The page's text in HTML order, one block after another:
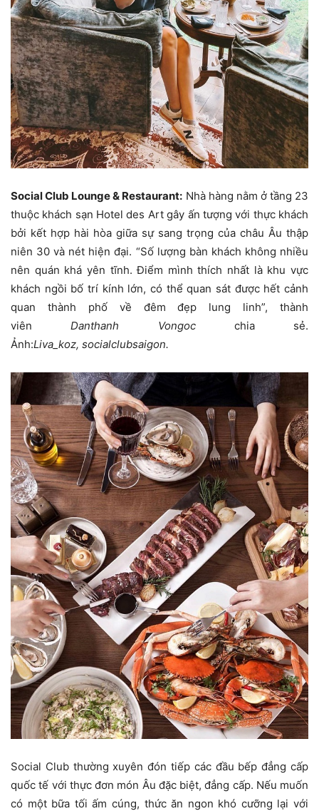
Social Club Lounge & Restaurant: Nhà hàng nằm ở tầng 23
thuộc khách sạn Hotel des Art gây ấn tượng với thực khách
bởi kết hợp hài hòa giữa sự sang trọng của châu Âu thập
niên 30 và nét hiện đại. “Số lượng bàn khách không nhiều
nên quán khá yên tĩnh. Điểm mình thích nhất là khu vực
khách ngồi bố trí kính lớn, có thể quan sát được hết cảnh
quan thành phố về đêm đẹp lung linh”, thành
viênDanthanh Vongocchia sẻ.
Ảnh:Liva_koz, socialclubsaigon.
Social Club thường xuyên đón tiếp các đầu bếp đẳng cấp
quốc tế với thực đơn món Âu đặc biệt, đẳng cấp. Nếu muốn
có một bữa tối ấm cúng, thức ăn ngon khó cưỡng lại với